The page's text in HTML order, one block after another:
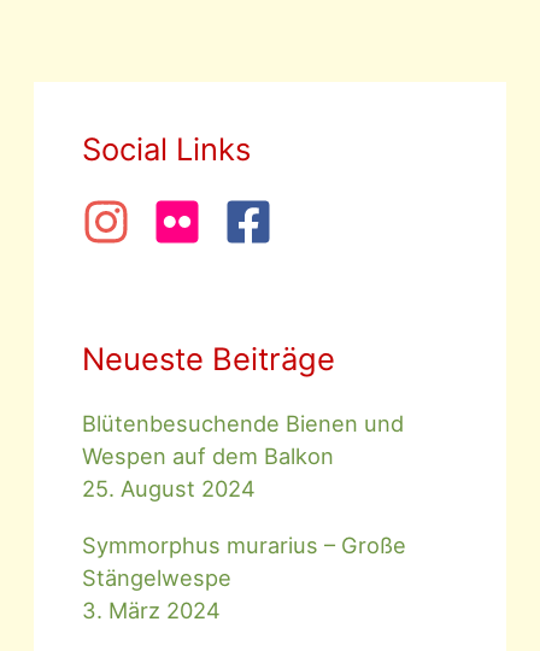
Social Links
Neueste Beiträge
Blütenbesuchende Bienen und
Wespen auf dem Balkon
25. August 2024
Symmorphus murarius – Große
Stängelwespe
3. März 2024